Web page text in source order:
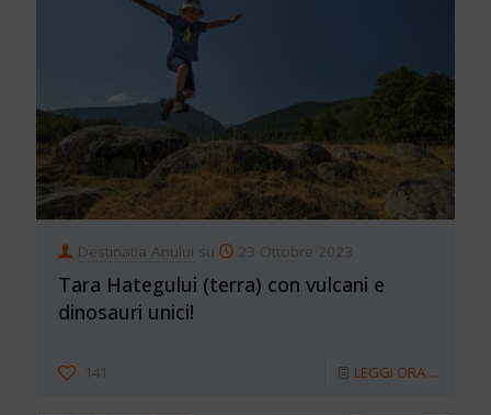
Destinatia Anului su 23 Ottobre 2023
Tara Hategului (terra) con vulcani e
dinosauri unici!
141 LEGGI ORA ...